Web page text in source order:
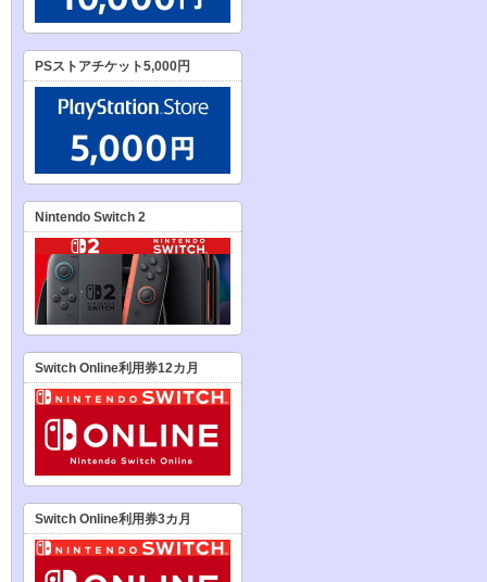
PSストアチケット5,000円
Nintendo Switch 2
Switch Online利用券12カ月
Switch Online利用券3カ月